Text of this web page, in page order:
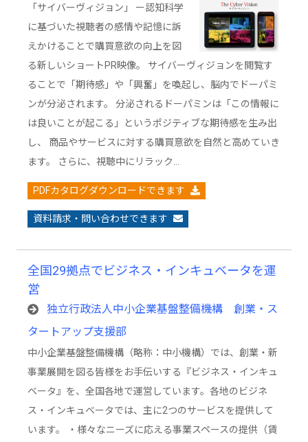
「サイバーヴィジョン」 ー認知科学
に基づいた視聴者の感情や記憶に訴
えかけることで購買意欲の向上を図
る新しいショートPR映像。 サイバーヴィジョンを閲覧す
ることで「期待感」や「興奮」を喚起し、脳内でドーパミ
ンが分泌されます。 分泌されるドーパミンは「この情報に
は良いことが起こる」というポジティブな期待感を生み出
し、 商品やサービスに対する購買意欲を自然と高めていき
ます。 さらに、視聴中にリラック…
PDFカタログダウンロードできます
資料請求・問い合わせできます
全国29拠点でビジネス・インキュベータを運
営
独立行政法人中小企業基盤整備機構 創業・ス
タートアップ支援部
中小企業基盤整備機構（略称：中小機構）では、創業・新
事業展開を図る皆様をお手伝いする『ビジネス・インキュ
ベータ』を、全国各地で運営しています。各地のビジネ
ス・インキュベータでは、主に2つのサービスを提供して
います。 ・様々なニーズに応える事業スペースの提供（賃